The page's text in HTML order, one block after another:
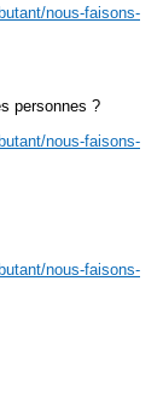
nous-faisons-
personnes ?
nous-faisons-
nous-faisons-